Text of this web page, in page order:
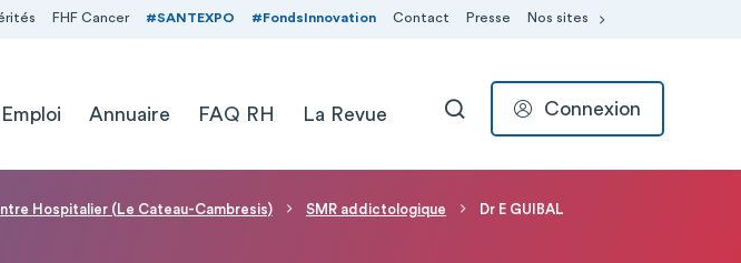
FHF Cancer #SANTEXPO #FondsInnovation Contact Presse Nos sites
Emploi Annuaire FAQ RH La Revue RECHERCHER
Connexion
Hospitalier (Le Cateau-Cambresis) SMR addictologique Dr E GUIBAL